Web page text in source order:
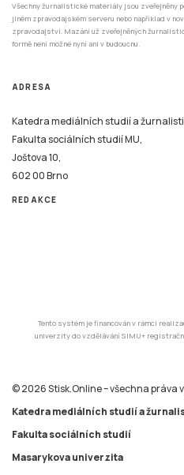
Všechny žurnalistické materiály jsou zveřejněny
jiném zpravodajském serveru nebo například v
zpravodajství. Mazání už zveřejněných
formě není možné nyní ani v budoucnu.
ADRESA
Katedra mediálních studií a
Fakulta sociálních studií MU,
Joštova 10,
602 00 Brno
REDAKCE
Tento systém je financován v rámci
univerzity do vzdělávání SIMU+
© 2026 Stisk.Online – všechna práva
Katedra mediálních studií a
Fakulta sociálních studií
Masarykova univerzita